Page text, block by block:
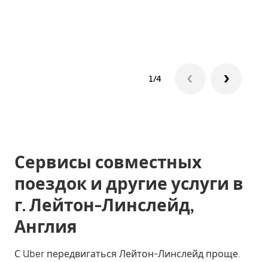
1/4
Сервисы совместных
поездок и другие услуги в
г. Лейтон-Линслейд,
Англия
С Uber передвигаться Лейтон-Линслейд проще.